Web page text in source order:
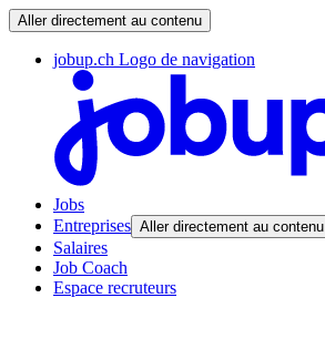
Aller directement au contenu
jobup.ch Logo de navigation
Jobs
Entreprises Aller directement au contenu
Salaires
Job Coach
Espace recruteurs